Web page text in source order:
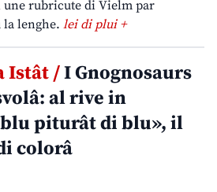
rubricute di Vielm par
lenghe. lei di plui +
Istât /I Gnognosaurs
al rive in
piturât di blu», il
colorâ